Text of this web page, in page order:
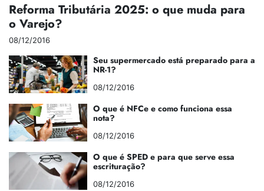
Reforma Tributária 2025: o que muda para
o Varejo?
08/12/2016
Seu supermercado está preparado para a
NR-1?
08/12/2016
O que é NFCe e como funciona essa
nota?
08/12/2016
O que é SPED e para que serve essa
escrituração?
08/12/2016